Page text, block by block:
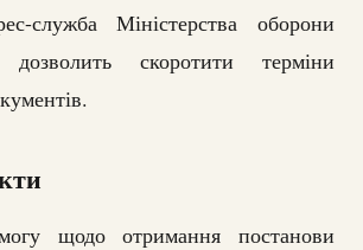
служба Міністерства оборони
скоротити терміни
щодо отримання постанови